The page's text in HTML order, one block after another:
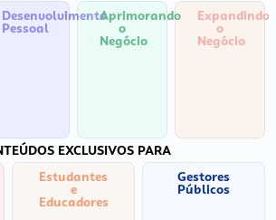
Desenvolvimento
Pessoal
Aprimorando
o
Negócio
Expandindo
o
Negócio
EXCLUSIVOS PARA
Estudantes
e
Educadores
Gestores
Públicos